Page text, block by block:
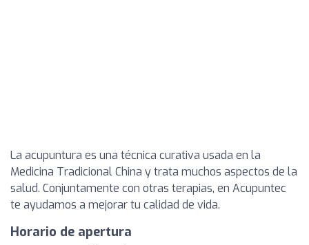
La acupuntura es una técnica curativa usada en la
Medicina Tradicional China y trata muchos aspectos de la
salud. Conjuntamente con otras terapias, en Acupuntec
te ayudamos a mejorar tu calidad de vida.
Horario de apertura